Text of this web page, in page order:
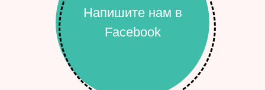
Напишите нам в
Facebook